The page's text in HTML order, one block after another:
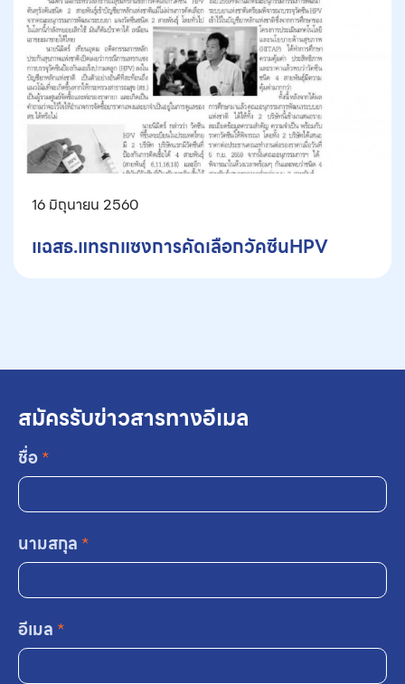
16 มิถุนายน 2560
แฉสธ.แทรกแซงการคัดเลือกวัคซีนHPV
สมัครรับข่าวสารทางอีเมล
ชื่อ*
นามสกุล *
อีเมล *